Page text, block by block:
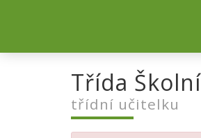
Třída
třídní učitelku